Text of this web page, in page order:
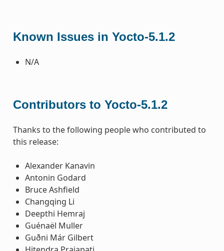
Known Issues in Yocto-5.1.2
N/A
Contributors to Yocto-5.1.2
Thanks to the following people who contributed to
this release:
Alexander Kanavin
Antonin Godard
Bruce Ashfield
Changqing Li
Deepthi Hemraj
Guénaël Muller
Guðni Már Gilbert